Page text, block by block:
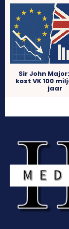
Sir John
kost VK 100
jaar